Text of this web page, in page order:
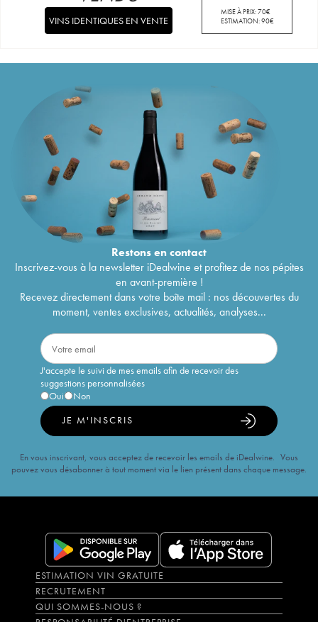
MISE À PRIX:70€
ESTIMATION:90€
VINS IDENTIQUES EN VENTE
Restons encontact
Inscrivez-vous à la newsletter iDealwine et profitez de nos pépites
en avant-première !
Recevez directement dans votre boîte mail : nos découvertes du
moment, ventes exclusives, actualités, analyses...
J'accepte le suivi de mes emails afin de recevoir des
suggestions personnalisées
Oui
Non
JE M'INSCRIS
En vous inscrivant, vous acceptez de recevoir les emails de iDealwine. Vous
pouvez vous désabonner à tout moment via le lien présent dans chaque message.
ESTIMATION VIN GRATUITE
RECRUTEMENT
QUI SOMMES-NOUS ?